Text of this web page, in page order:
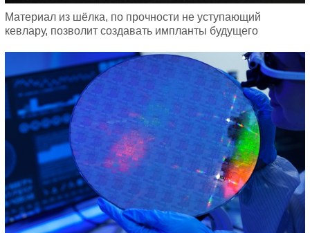
Материал из шёлка, по прочности не уступающий
кевлару, позволит создавать импланты будущего